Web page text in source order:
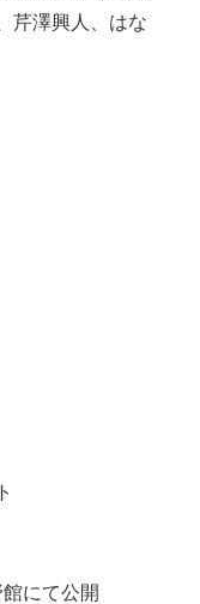
芹澤興人、はな
にて公開